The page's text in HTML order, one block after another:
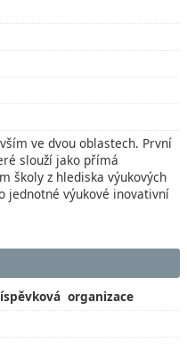
ve dvou oblastech. První
slouží jako přímá
školy z hlediska výukových
jednotné výukové inovativní
organizace